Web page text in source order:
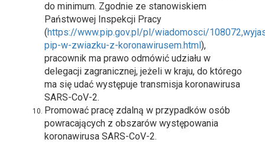
do minimum. Zgodnie ze stanowiskiem
Państwowej Inspekcji Pracy
(https://www.pip.gov.pl/pl/wiadomosci/
pip-w-zwiazku-z-koronawirusem.html),
pracownik ma prawo odmówić udziału w
delegacji zagranicznej, jeżeli w kraju, do którego
ma się udać występuje transmisja koronawirusa
SARS-CoV-2.
Promować pracę zdalną w przypadków osób
powracających z obszarów występowania
koronawirusa SARS-CoV-2.